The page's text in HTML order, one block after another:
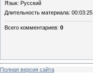
Язык: Русский
Длительность материала: 00:03:25
Всего комментариев: 0
Полная версия сайта